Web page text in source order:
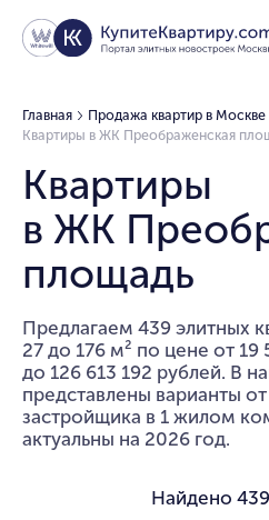
Главная
Продажа квартир в Москве
Квартиры в ЖК Преображенская
Квартиры
в ЖК
площадь
Предлагаем 439 элитных
27 до 176 м² по цене от 19
до 126 613 192 рублей. В
представлены варианты
застройщика в 1 жилом
актуальны на 2026 год.
Найдено